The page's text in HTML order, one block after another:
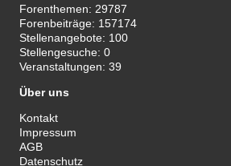
Forenthemen: 29787
Forenbeiträge: 157174
Stellenangebote: 100
Stellengesuche:0
Veranstaltungen:39
Über uns
Kontakt
Impressum
AGB
Datenschutz